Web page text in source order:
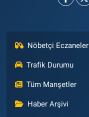
Nöbetçi Eczaneler
Trafik Durumu
Tüm Manşetler
Haber Arşivi